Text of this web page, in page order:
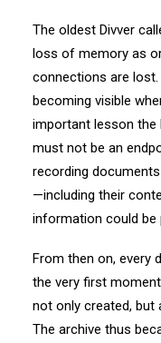
The oldest Divver
loss of memory as
connections are
becoming visible
important lesson the
must not be an
recording
—including their
information could be
From then on, every
the very first
not only created, but
The archive thus